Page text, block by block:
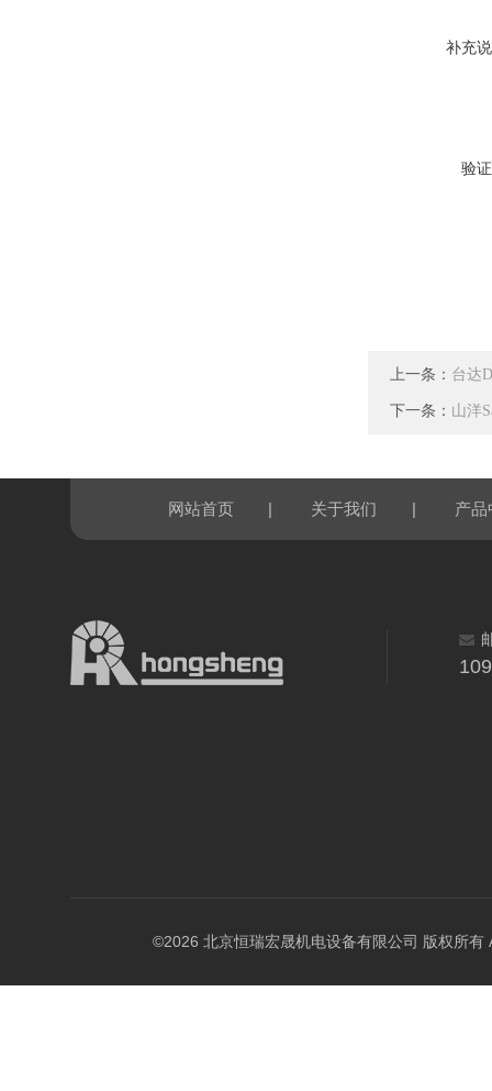
补充
验
上一条： 台达
下一条： 山洋
网站首页 | 关于我们 | 产品
©2026 北京恒瑞宏晟机电设备有限公司 版权所有